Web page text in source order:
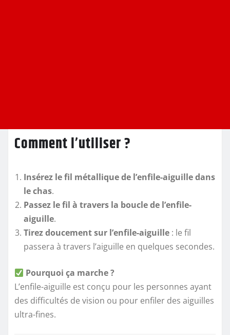
Comment l’utiliser ?
Insérez le fil métallique de l’enfile-aiguille dans
le chas.
Passez le fil à travers la boucle de l’enfile-
aiguille.
Tirez doucement sur l’enfile-aiguille : le fil
passera à travers l’aiguille en quelques secondes.
Pourquoi ça marche ?
L’enfile-aiguille est conçu pour les personnes ayant
des difficultés de vision ou pour enfiler des aiguilles
ultra-fines.